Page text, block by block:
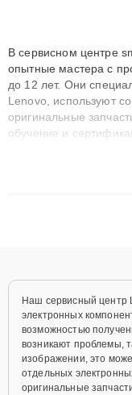
В сервисном центре
опытные мастера с
до 12 лет. Они
Lenovo, используют
оригинальные
обучение и
сохранением
Наш сервисный центр
электронных
возможностью
возникают проблемы,
изображении, это
отдельных
оригинальные